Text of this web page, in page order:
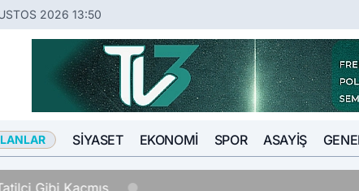
2026 13:50
SIYASET EKONOMI SPOR ASAYIŞ
Gibi Kaçmış